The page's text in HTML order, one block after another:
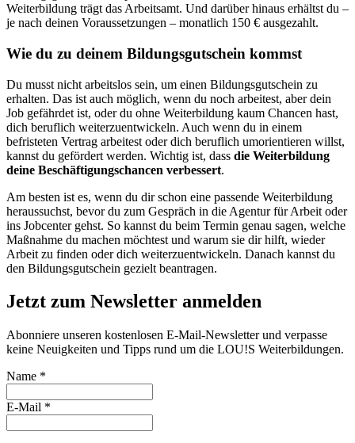
Weiterbildung trägt das Arbeitsamt. Und darüber hinaus erhältst du –
je nach deinen Voraussetzungen – monatlich 150 € ausgezahlt.
Wie du zu deinem Bildungsgutschein kommst
Du musst nicht arbeitslos sein, um einen Bildungsgutschein zu
erhalten. Das ist auch möglich, wenn du noch arbeitest, aber dein
Job gefährdet ist, oder du ohne Weiterbildung kaum Chancen hast,
dich beruflich weiterzuentwickeln. Auch wenn du in einem
befristeten Vertrag arbeitest oder dich beruflich umorientieren willst,
kannst du gefördert werden. Wichtig ist, dass die Weiterbildung
deine Beschäftigungschancen verbessert.
Am besten ist es, wenn du dir schon eine passende Weiterbildung
heraussuchst, bevor du zum Gespräch in die Agentur für Arbeit oder
ins Jobcenter gehst. So kannst du beim Termin genau sagen, welche
Maßnahme du machen möchtest und warum sie dir hilft, wieder
Arbeit zu finden oder dich weiterzuentwickeln. Danach kannst du
den Bildungsgutschein gezielt beantragen.
Jetzt zum Newsletter anmelden
Abonniere unseren kostenlosen E-Mail-Newsletter und verpasse
keine Neuigkeiten und Tipps rund um die LOU!S Weiterbildungen.
Name *
E-Mail *